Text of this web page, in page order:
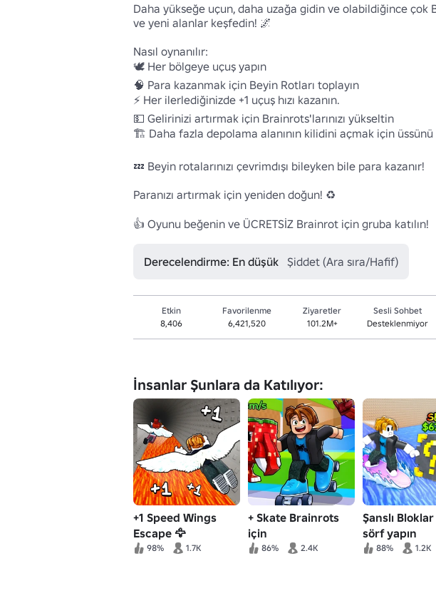
Daha yükseğe uçun, daha uzağa gidin ve olabildiğince çok
ve yeni alanlar keşfedin! 🌌
Nasıl oynanılır:
🕊️ Her bölgeye uçuş yapın
🧠 Para kazanmak için Beyin Rotları toplayın
⚡ Her ilerlediğinizde +1 uçuş hızı kazanın.
💵 Gelirinizi artırmak için Brainrots'larınızı yükseltin
🏗️ Daha fazla depolama alanının kilidini açmak için
💤 Beyin rotalarınızı çevrimdışı bileyken bile para kazanır!
Paranızı artırmak için yeniden doğun! ♻️
👍 Oyunu beğenin ve ÜCRETSİZ Brainrot için gruba katılın!
Derecelendirme: En düşük Şiddet (Ara sıra/Hafif)
Etkin
8,406
Favorilenme
6,421,520
Ziyaretler
101.2M+
Sesli Sohbet
Desteklenmiyor
İnsanlar Şunlara da Katılıyor:
+1 Speed Wings
Escape 🦅
98% 1.7K
+ Skate Brainrots
için
86% 2.4K
Şanslı
sörf yapın
88% 1.2K